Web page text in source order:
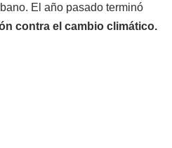
El año pasado terminó
contra el cambio climático.